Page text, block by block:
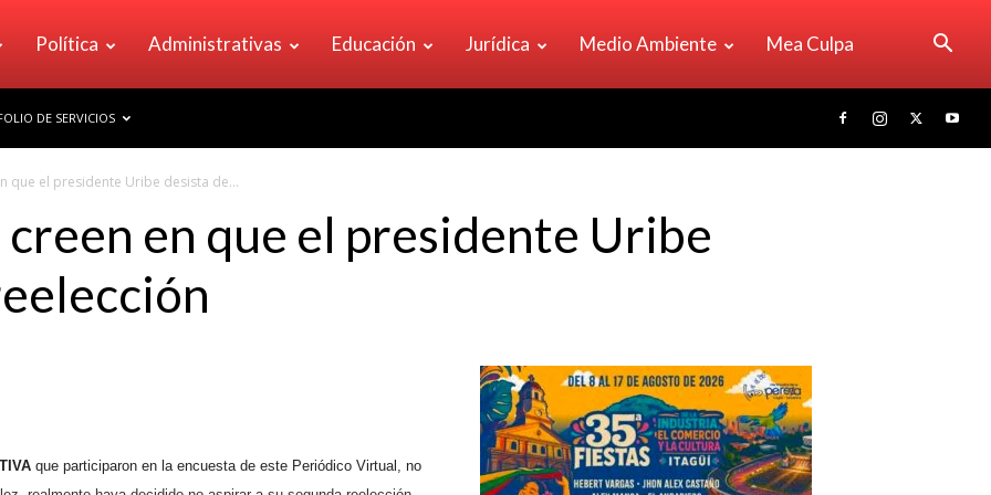
Política Administrativas Educación Jurídica Medio Ambiente Mea Culpa
DE SERVICIOS
que el presidente Uribe desista de...
creen en que el presidente Uribe
que participaron en la encuesta de este Periódico Virtual, no